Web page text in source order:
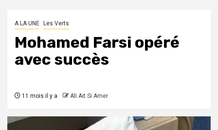
A LA UNE Les Verts
Mohamed Farsi opéré
avec succès
11 mois il y a Ali Ait Si Amer